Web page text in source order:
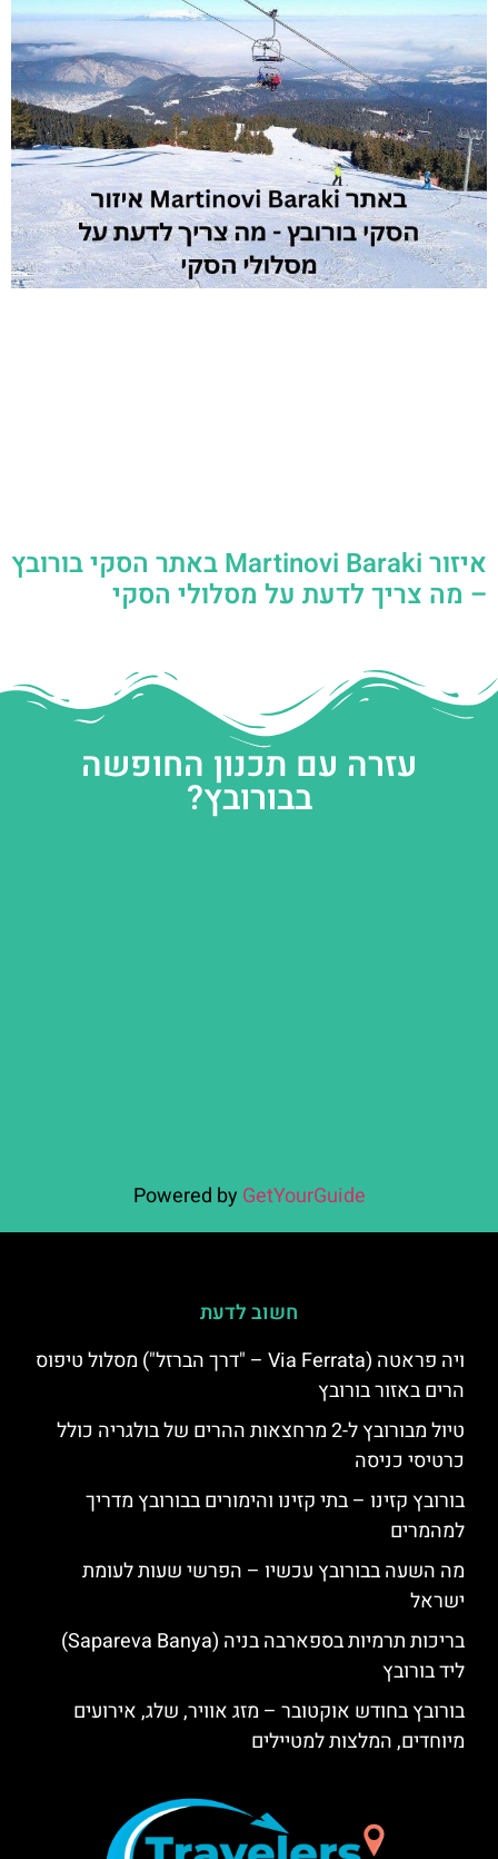
איזור Martinovi Baraki באתר הסקי בורובץ
– מה צריך לדעת על מסלולי הסקי
עזרה עם תכנון החופשה
בבורובץ?
Powered by GetYourGuide
חשוב לדעת
ויה פראטה (Via Ferrata – "דרך הברזל") מסלול טיפוס
הרים באזור בורובץ
טיול מבורובץ ל-2 מרחצאות ההרים של בולגריה כולל
כרטיסי כניסה
בורובץ קזינו – בתי קזינו והימורים בבורובץ מדריך
למהמרים
מה השעה בבורובץ עכשיו – הפרשי שעות לעומת
ישראל
בריכות תרמיות בספארבה בניה (Sapareva Banya)
ליד בורובץ
בורובץ בחודש אוקטובר – מזג אוויר, שלג, אירועים
מיוחדים, המלצות למטיילים